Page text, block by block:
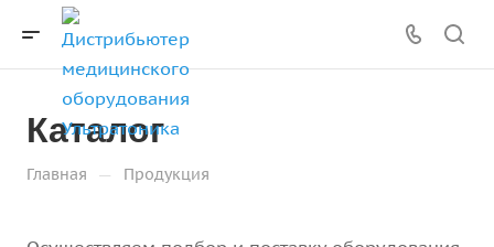
Каталог
Главная — Продукция